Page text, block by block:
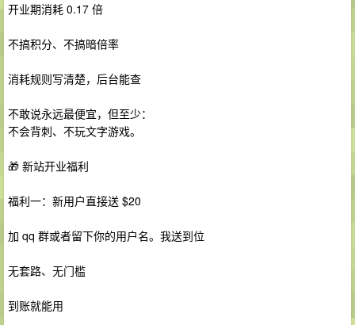
开业期消耗 0.17 倍
不搞积分、不搞暗倍率
消耗规则写清楚，后台能查
不敢说永远最便宜，但至少：
不会背刺、不玩文字游戏。
🎁 新站开业福利
福利一：新用户直接送 $20
加 qq 群或者留下你的用户名。我送到位
无套路、无门槛
到账就能用